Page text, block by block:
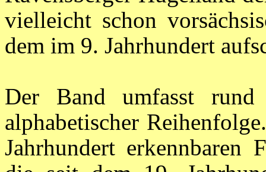
vielleicht schon
dem im 9. Jahrhundert
Der Band umfasst
alphabetischer
Jahrhundert erkennbaren